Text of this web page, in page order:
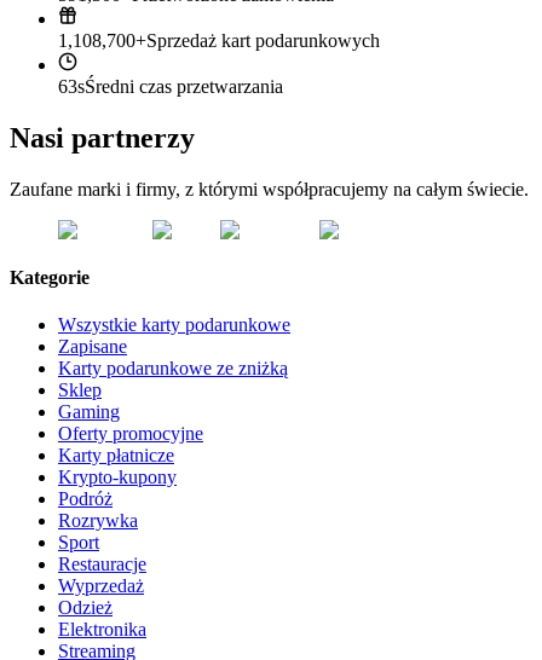
1,108,700+Sprzedaż kart podarunkowych
63sŚredni czas przetwarzania
Nasi partnerzy
Zaufane marki i firmy, z którymi współpracujemy na całym świecie.
Kategorie
Wszystkie karty podarunkowe
Zapisane
Karty podarunkowe ze zniżką
Sklep
Gaming
Oferty promocyjne
Karty płatnicze
Krypto-kupony
Podróż
Rozrywka
Sport
Restauracje
Wyprzedaż
Odzież
Elektronika
Streaming